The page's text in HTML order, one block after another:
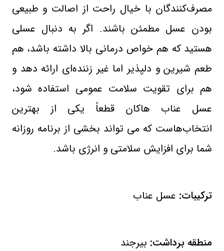
مصرف‌کنندگان با خیال راحت از اصالت و طبیعی
بودن عسل مطمئن باشند. اگر به دنبال عسلی
هستید که هم خواص درمانی بالا داشته باشد، هم
طعم شیرین و دلپذیر اما غیر زننده‌ای ارائه دهد و
هم برای تقویت سلامت عمومی استفاده شود،
عسل عناب هاکان قطعاً یکی از بهترین
انتخاب‌هاست که می‌ تواند بخشی از برنامه روزانه
شما برای افزایش سلامتی و انرژی باشد.
ترکیبات: عسل عناب
منطقه برداشت: بیرجند